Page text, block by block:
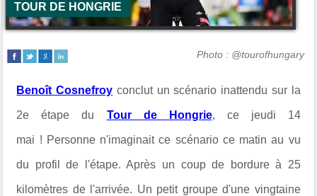
TOUR DE HONGRIE
Photo : @tourofhungary
Benoît Cosnefroy conclut un scénario inattendu sur la
2e étape du Tour de Hongrie, ce jeudi 14
mai ! Personne n'imaginait ce scénario ce matin au vu
du profil de l'étape. Après un coup de bordure à 25
kilomètres de l'arrivée. Un petit groupe d'une vingtaine